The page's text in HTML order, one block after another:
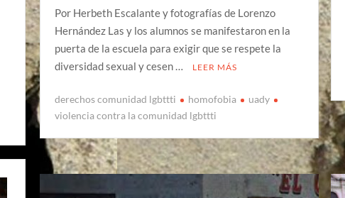
Por Herbeth Escalante y fotografías de Lorenzo
Hernández Las y los alumnos se manifestaron en la
puerta de la escuela para exigir que se respete la
diversidad sexual y cesen …
LEER MÁS
derechos comunidad lgbttti homofobia
uady
violencia contra la comunidad lgbttti